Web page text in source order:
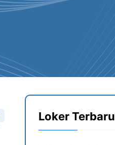
Loker Terbaru